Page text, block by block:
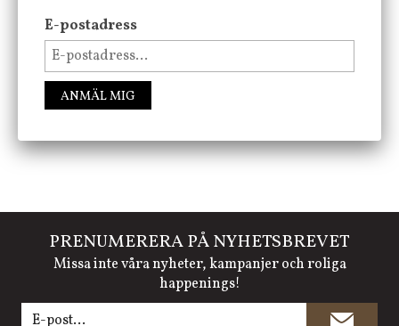
FÖLJ OSS PÅ INSTAGRAM @JBHOME
PRENUMERERA PÅ NYHETSBREVET
Missa inte våra nyheter, kampanjer och roliga
happenings!
E-postadress
ANMÄL MIG